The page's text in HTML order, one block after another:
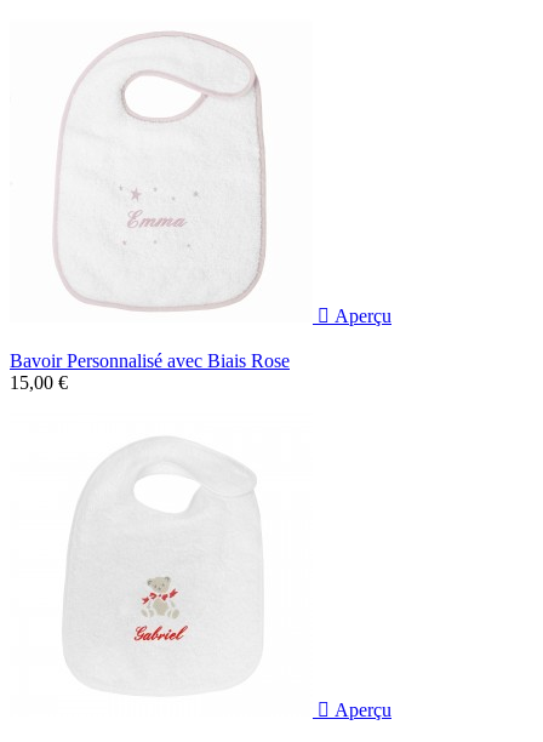
 Aperçu
Bavoir Personnalisé avec Biais Rose
15,00 €
 Aperçu